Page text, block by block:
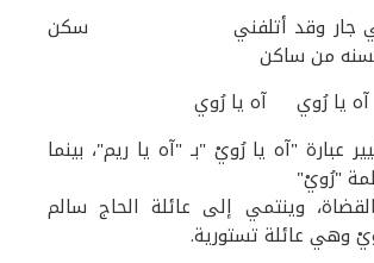
جار وقد أتلفني سكن
من ساكن
يا رُوي آه يا رُوي
عبارة "آه يا رُويْ "بـ "آه يا ريم"، بينما
"رُويْ"
وينتمي إلى عائلة الحاج سالم
وهي عائلة تستورية.